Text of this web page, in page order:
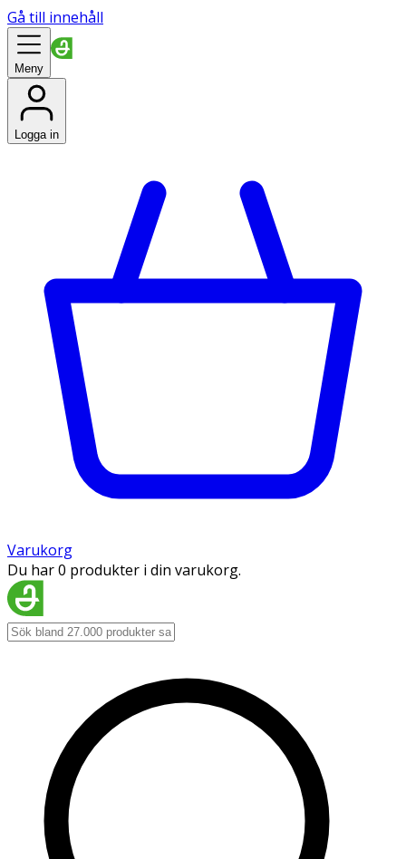
Gå till innehåll
Meny
Logga in
Varukorg
Du har 0 produkter i din varukorg.